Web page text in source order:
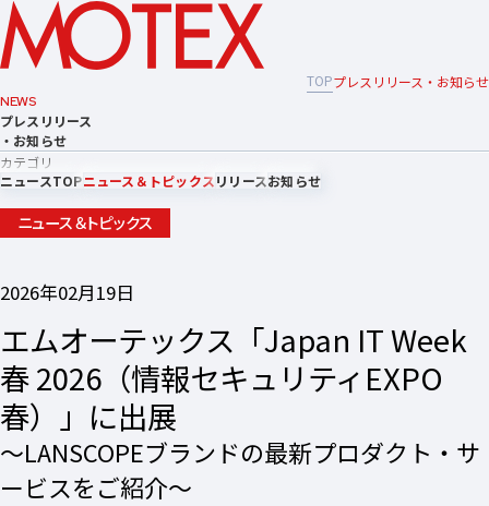
TOPプレスリリース・お知らせ
NEWS
プレスリリース
・お知らせ
カテゴリ
ニュースTOPニュース＆トピックスリリースお知らせ
ニュース＆トピックス
2026年02月19日
エムオーテックス「Japan IT Week
春 2026（情報セキュリティEXPO
春）」に出展
〜LANSCOPEブランドの最新プロダクト・サ
ービスをご紹介〜